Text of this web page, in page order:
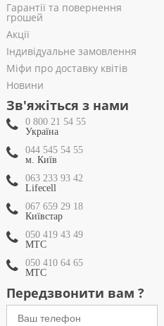
Гарантії та повернення
грошей
Акції
Індивідуальне замовлення
Міфи про доставку квітів
Новини
Зв'яжіться з нами
0 800 21 54 55
Україна
044 545 54 55
м. Київ
063 233 93 42
Lifecell
067 659 29 18
Київстар
050 419 43 49
МТС
050 410 64 65
МТС
Передзвонити вам ?